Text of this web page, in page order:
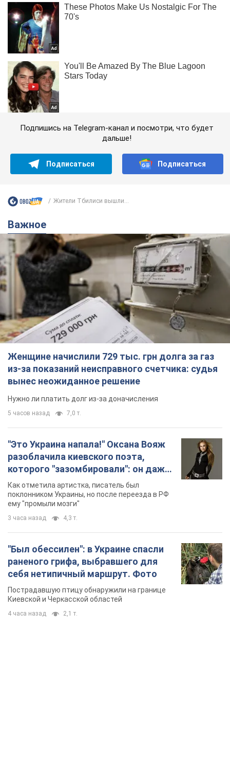
Подпишись на Telegram-канал и посмотри, что будет
дальше!
Подписаться Подписаться
Жители Тбилиси вышли...
Важное
Женщине начислили 729 тыс. грн долга за газ
из-за показаний неисправного счетчика: судья
вынес неожиданное решение
Нужно ли платить долг из-за доначисления
5 часов назад 7,0 т.
"Это Украина напала!" Оксана Вояж
разоблачила киевского поэта,
которого "зазомбировали": он даже
русского не знал, а теперь хочет
геноцида украинцев
Как отметила артистка, писатель был
поклонником Украины, но после переезда в РФ
ему "промыли мозги"
3 часа назад 4,3 т.
"Был обессилен": в Украине спасли
раненого грифа, выбравшего для
себя нетипичный маршрут. Фото
Пострадавшую птицу обнаружили на границе
Киевской и Черкасской областей
4 часа назад 2,1 т.